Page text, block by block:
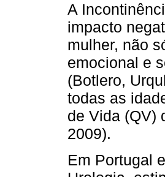
A
impacto
mulher, não
emocional e
(Botlero,
todas as
de Vida (QV)
2009).
Em Portugal